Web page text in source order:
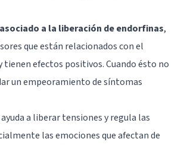
a la liberación de endorfinas,
que están relacionados con el
tienen efectos positivos. Cuando ésto no
un empeoramiento de síntomas
a liberar tensiones y regula las
las emociones que afectan de